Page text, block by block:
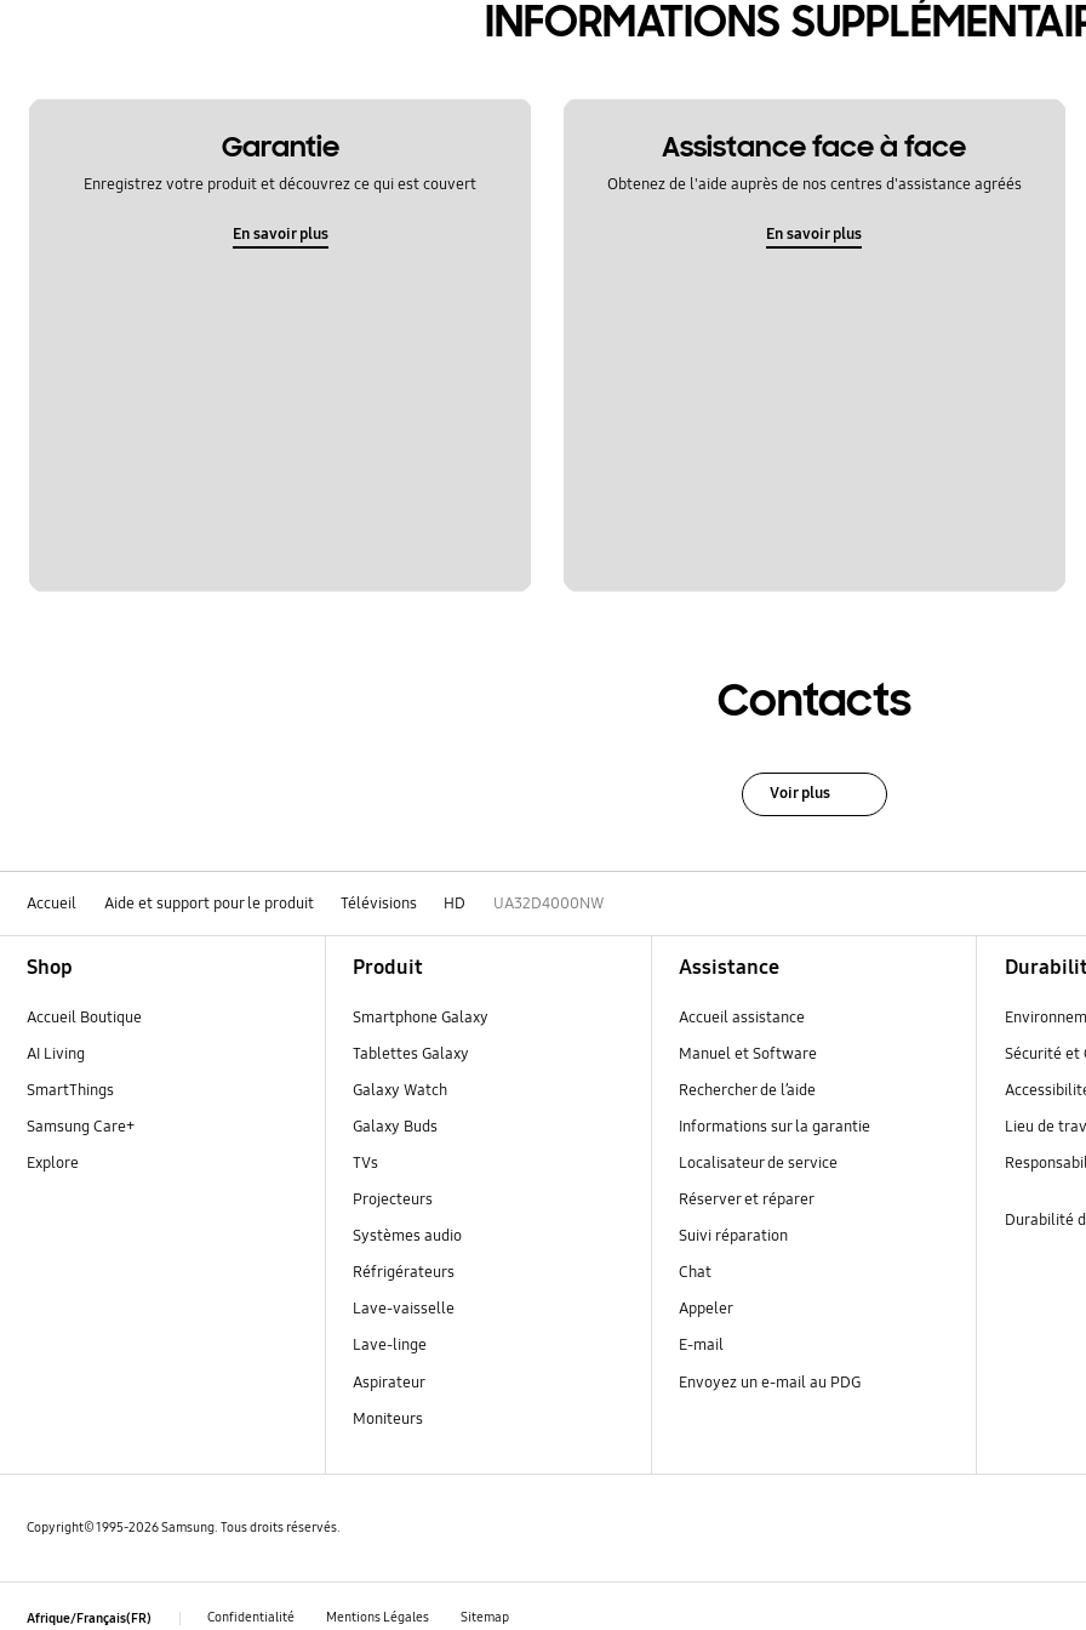
INFORMATIONS
Garantie
Enregistrez votre produit et découvrez ce qui est couvert
En savoir plus
Assistance face à face
Obtenez de l'aide auprès de nos centres d'assistance agréés
En savoir plus
Contacts
Voir plus
Accueil Aide et support pour le produit Télévisions HD UA32D4000NW
Shop
Accueil Boutique
AI Living
SmartThings
Samsung Care+
Explore
Produit
Smartphone Galaxy
Tablettes Galaxy
Galaxy Watch
Galaxy Buds
TVs
Projecteurs
Systèmes audio
Réfrigérateurs
Lave-vaisselle
Lave-linge
Aspirateur
Moniteurs
Assistance
Accueil assistance
Manuel et Software
Rechercher de l’aide
Informations sur la garantie
Localisateur de service
Réserver et réparer
Suivi réparation
Chat
Appeler
E-mail
Envoyez un e-mail au PDG
Sécurité et
Lieu de
Durabilité
Copyright© 1995-2026 Samsung. Tous droits réservés.
Afrique/Français(FR) Confidentialité Mentions Légales Sitemap